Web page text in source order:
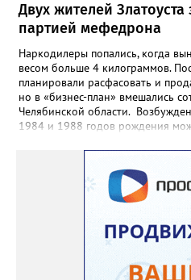
Двух жителей
партией мефедрона
Наркодилеры попались, когда
весом больше 4 килограммов.
планировали расфасовать и
но в «бизнес-план» вмешались
Челябинской области.
1984 и 1988 годов рождения
наркотиков региональное УФСБ
сотрудники управления
химических лаборатории по
наркотических средств. В
изъяли из незаконного оборота
«синтетики» и свыше 600
предназначенных для
и психотропных веществ, а
лабораторное оборудование.